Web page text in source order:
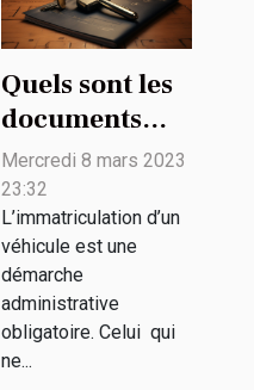
Quels sont les
documents
pour
immatriculer
un véhicule
allemand en
France ?
Mercredi 8 mars 2023
23:32
L’immatriculation d’un
véhicule est une
démarche
administrative
obligatoire. Celui qui
ne...